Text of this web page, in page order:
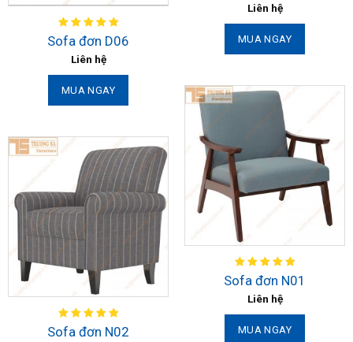
Liên hệ
MUA NGAY
Sofa đơn D06
Liên hệ
MUA NGAY
Sofa đơn N01
Liên hệ
MUA NGAY
Sofa đơn N02